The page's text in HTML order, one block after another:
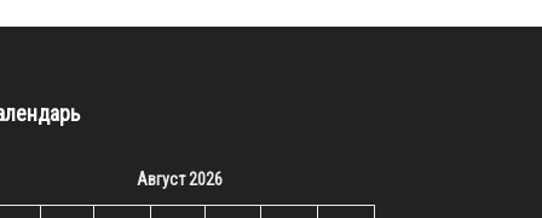
Август 2026